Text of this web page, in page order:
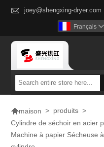
 joey@shengxing-dryer.com
Français 
maison > produits >
Cylindre de séchoir en acier
Machine à papier Sécheuse